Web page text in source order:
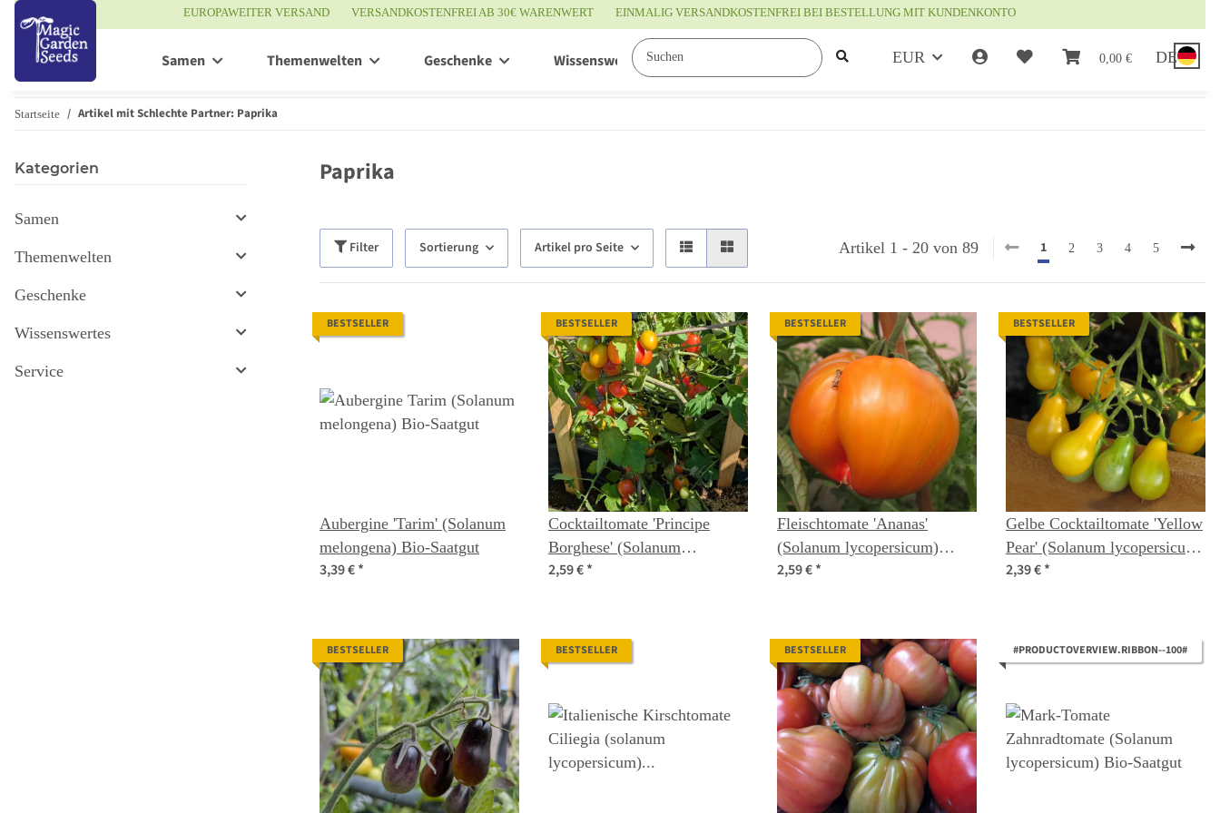
EUROPAWEITER VERSAND VERSANDKOSTENFREI AB 30€ WARENWERT EINMALIG VERSANDKOSTENFREI BEI BESTELLUNG MIT KUNDENKONTO
EUR 0,00 € DE
Samen Themenwelten Geschenke Wissenswertes
Startseite Artikel mit Schlechte Partner: Paprika
Paprika
Filter Sortierung Artikel pro Seite Artikel 1 - 20 von 89 1 2 3 4 5
BESTSELLER
Aubergine 'Tarim' (Solanum
melongena) Bio-Saatgut
3,39 €*
BESTSELLER
Cocktailtomate 'Principe
Borghese' (Solanum
lycopersicum) Samen
2,59 €*
BESTSELLER
Fleischtomate 'Ananas'
(Solanum lycopersicum)
Samen
2,59 €*
BESTSELLER
Gelbe Cocktailtomate 'Yellow
Pear' (Solanum lycopersicum)
Samen
2,39 €*
BESTSELLER BESTSELLER BESTSELLER #PRODUCTOVERVIEW.RIBBON--100#
Kategorien
Samen
Themenwelten
Geschenke
Wissenswertes
Service